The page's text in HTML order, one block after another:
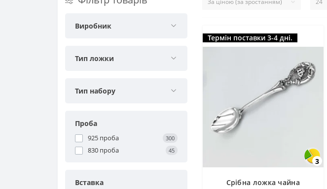
Виробник
Тип ложки
Тип набору
Проба
925 проба 300
830 проба 45
Вставка
Термін поставки 3-4 дні.
3
Срібна ложка чайна